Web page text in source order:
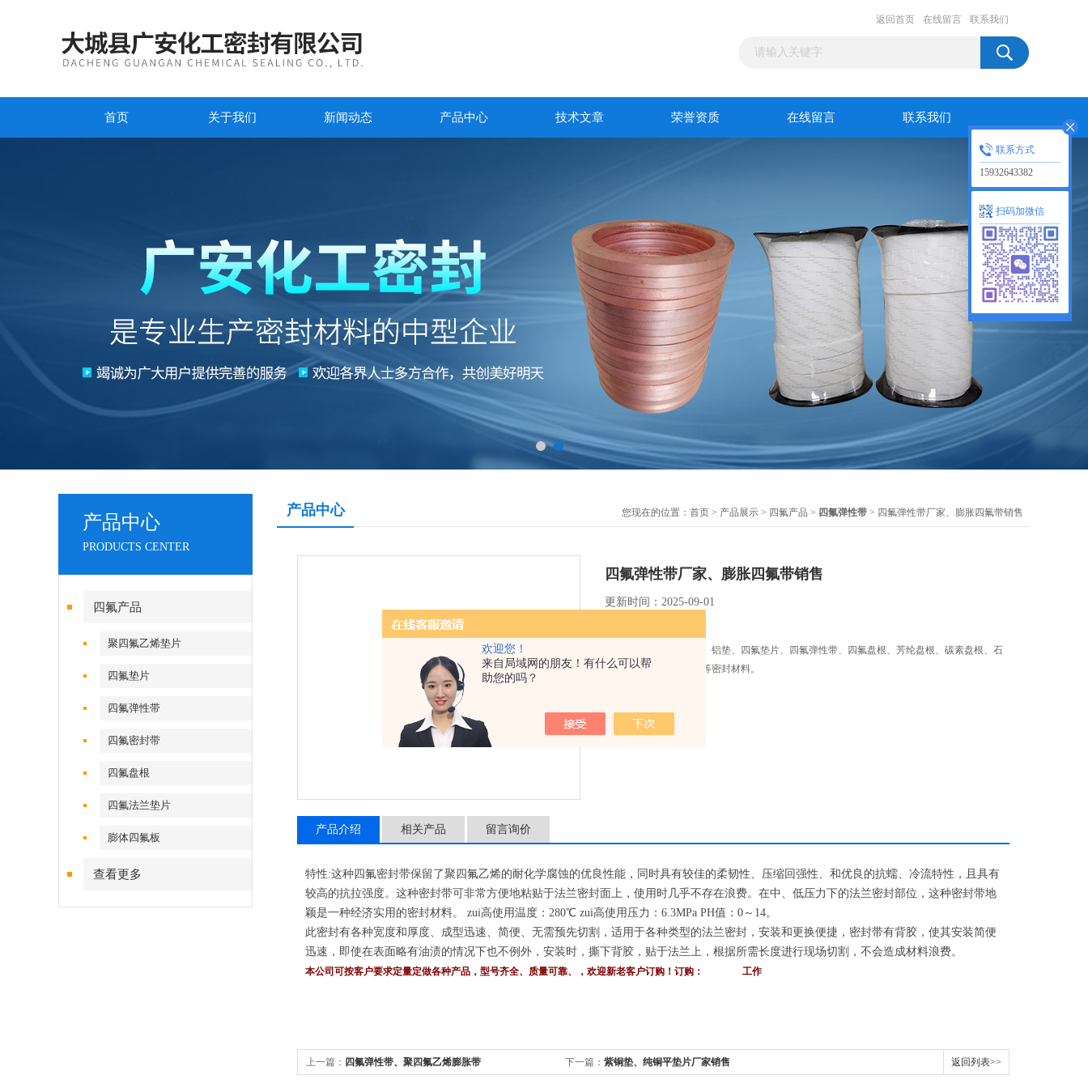
欢迎您！
来自局域网的朋友！有什么可以帮
助您的吗？
返回首页 在线留言 联系我们
首页 关于我们 新闻动态 产品中心 技术文章 荣誉资质 在线留言 联系我们
产品中心
PRODUCTS CENTER
四氟产品
聚四氟乙烯垫片
四氟垫片
四氟弹性带
四氟密封带
四氟盘根
四氟法兰垫片
膨体四氟板
查看更多
产品中心 您现在的位置： 首页 > 产品展示 > 四氟产品 > 四氟弹性带 > 四氟弹性带厂家、膨胀四氟带销售
四氟弹性带厂家、膨胀四氟带销售
更新时间：2025-09-01
主营：紫铜垫、黄铜垫、铝垫、四氟垫片、四氟弹性带、四氟盘根、芳纶盘根、碳素盘根、石
墨盘根、陶瓷纤维盘根等密封材料。
产品介绍 相关产品 留言询价
特性:这种四氟密封带保留了聚四氟乙烯的耐化学腐蚀的优良性能，同时具有较佳的柔韧性、压缩回强性、和优良的抗蠕、冷流特性，且具有
较高的抗拉强度。这种密封带可非常方便地粘贴于法兰密封面上，使用时几乎不存在浪费。在中、低压力下的法兰密封部位，这种密封带地
颖是一种经济实用的密封材料。 zui高使用温度：280℃ zui高使用压力：6.3MPa PH值：0～14。
此密封有各种宽度和厚度、成型迅速、简便、无需预先切割，适用于各种类型的法兰密封，安装和更换便捷，密封带有背胶，使其安装简便
迅速，即使在表面略有油渍的情况下也不例外，安装时，撕下背胶，贴于法兰上，根据所需长度进行现场切割，不会造成材料浪费。
本公司可按客户要求定量定做各种产品，型号齐全、质量可靠、，欢迎新老客户订购！订购： 工作
上一篇： 四氟弹性带、聚四氟乙烯膨胀带 下一篇： 紫铜垫、纯铜平垫片厂家销售 返回列表>>
联系方式
15932643382
扫码加微信